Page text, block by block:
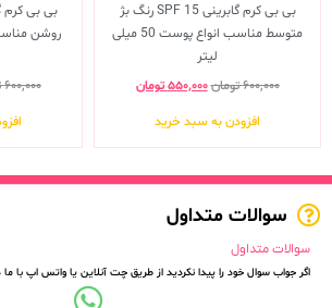
بی بی کرم گابرینی SPF 15 رنگ بژ
متوسط مناسب انواع پوست 50 میلی
لیتر
۶۰۰,۰۰۰تومان۵۵۰,۰۰۰ تومان
افزودن به سبد خرید
۶۰۰,۰۰۰
سوالات متداول
سوالات متداول
اگر جواب سوال خود را پیدا نکردید از طریق چت آنلاین یا واتس اپ با ما